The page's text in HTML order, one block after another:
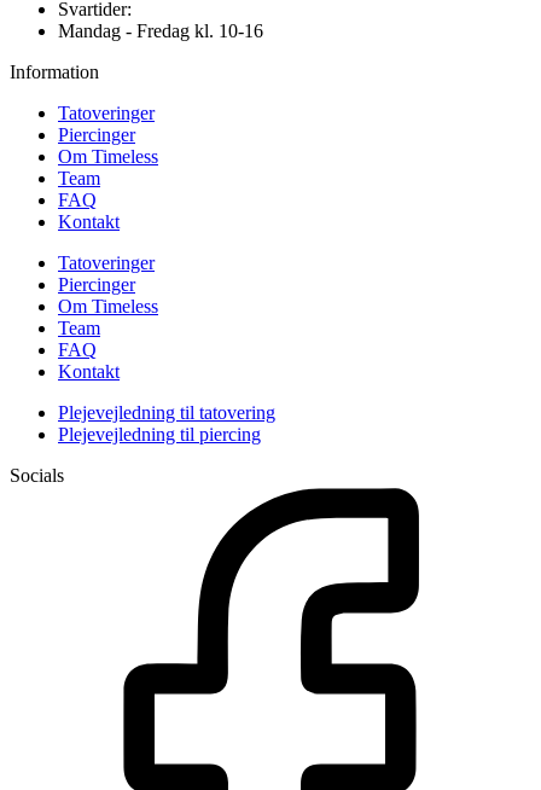
Svartider:
Mandag - Fredag kl. 10-16
Information
Tatoveringer
Piercinger
Om Timeless
Team
FAQ
Kontakt
Tatoveringer
Piercinger
Om Timeless
Team
FAQ
Kontakt
Plejevejledning til tatovering
Plejevejledning til piercing
Socials